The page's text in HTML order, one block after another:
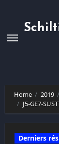
Home 2019
J5-GE7-
Derniers